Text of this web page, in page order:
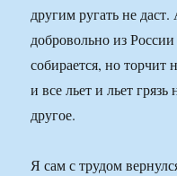
другим ругать не
добровольно из
собирается, но торчит
и все льет и льет
другое.
Я сам с трудом